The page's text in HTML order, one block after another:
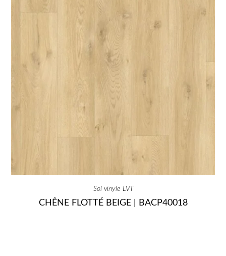
Sol vinyle LVT
CHÊNE FLOTTÉ BEIGE | BACP40018